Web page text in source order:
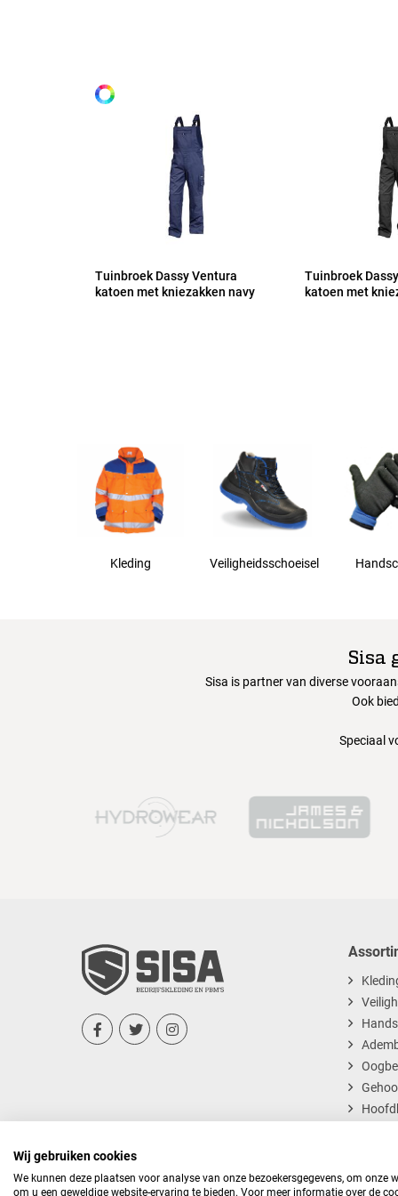
46
Tuinbroek Dassy Ventura
katoen met kniezakken navy
Tuinbroek
katoen met
Kleding Veiligheidsschoeisel
Sisa
Sisa is partner van diverse
Ook
Speciaal
  
Wij gebruiken cookies
We kunnen deze plaatsen voor analyse van onze bezoekersgegevens, om onze
om u een geweldige website-ervaring te bieden. Voor meer informatie over de